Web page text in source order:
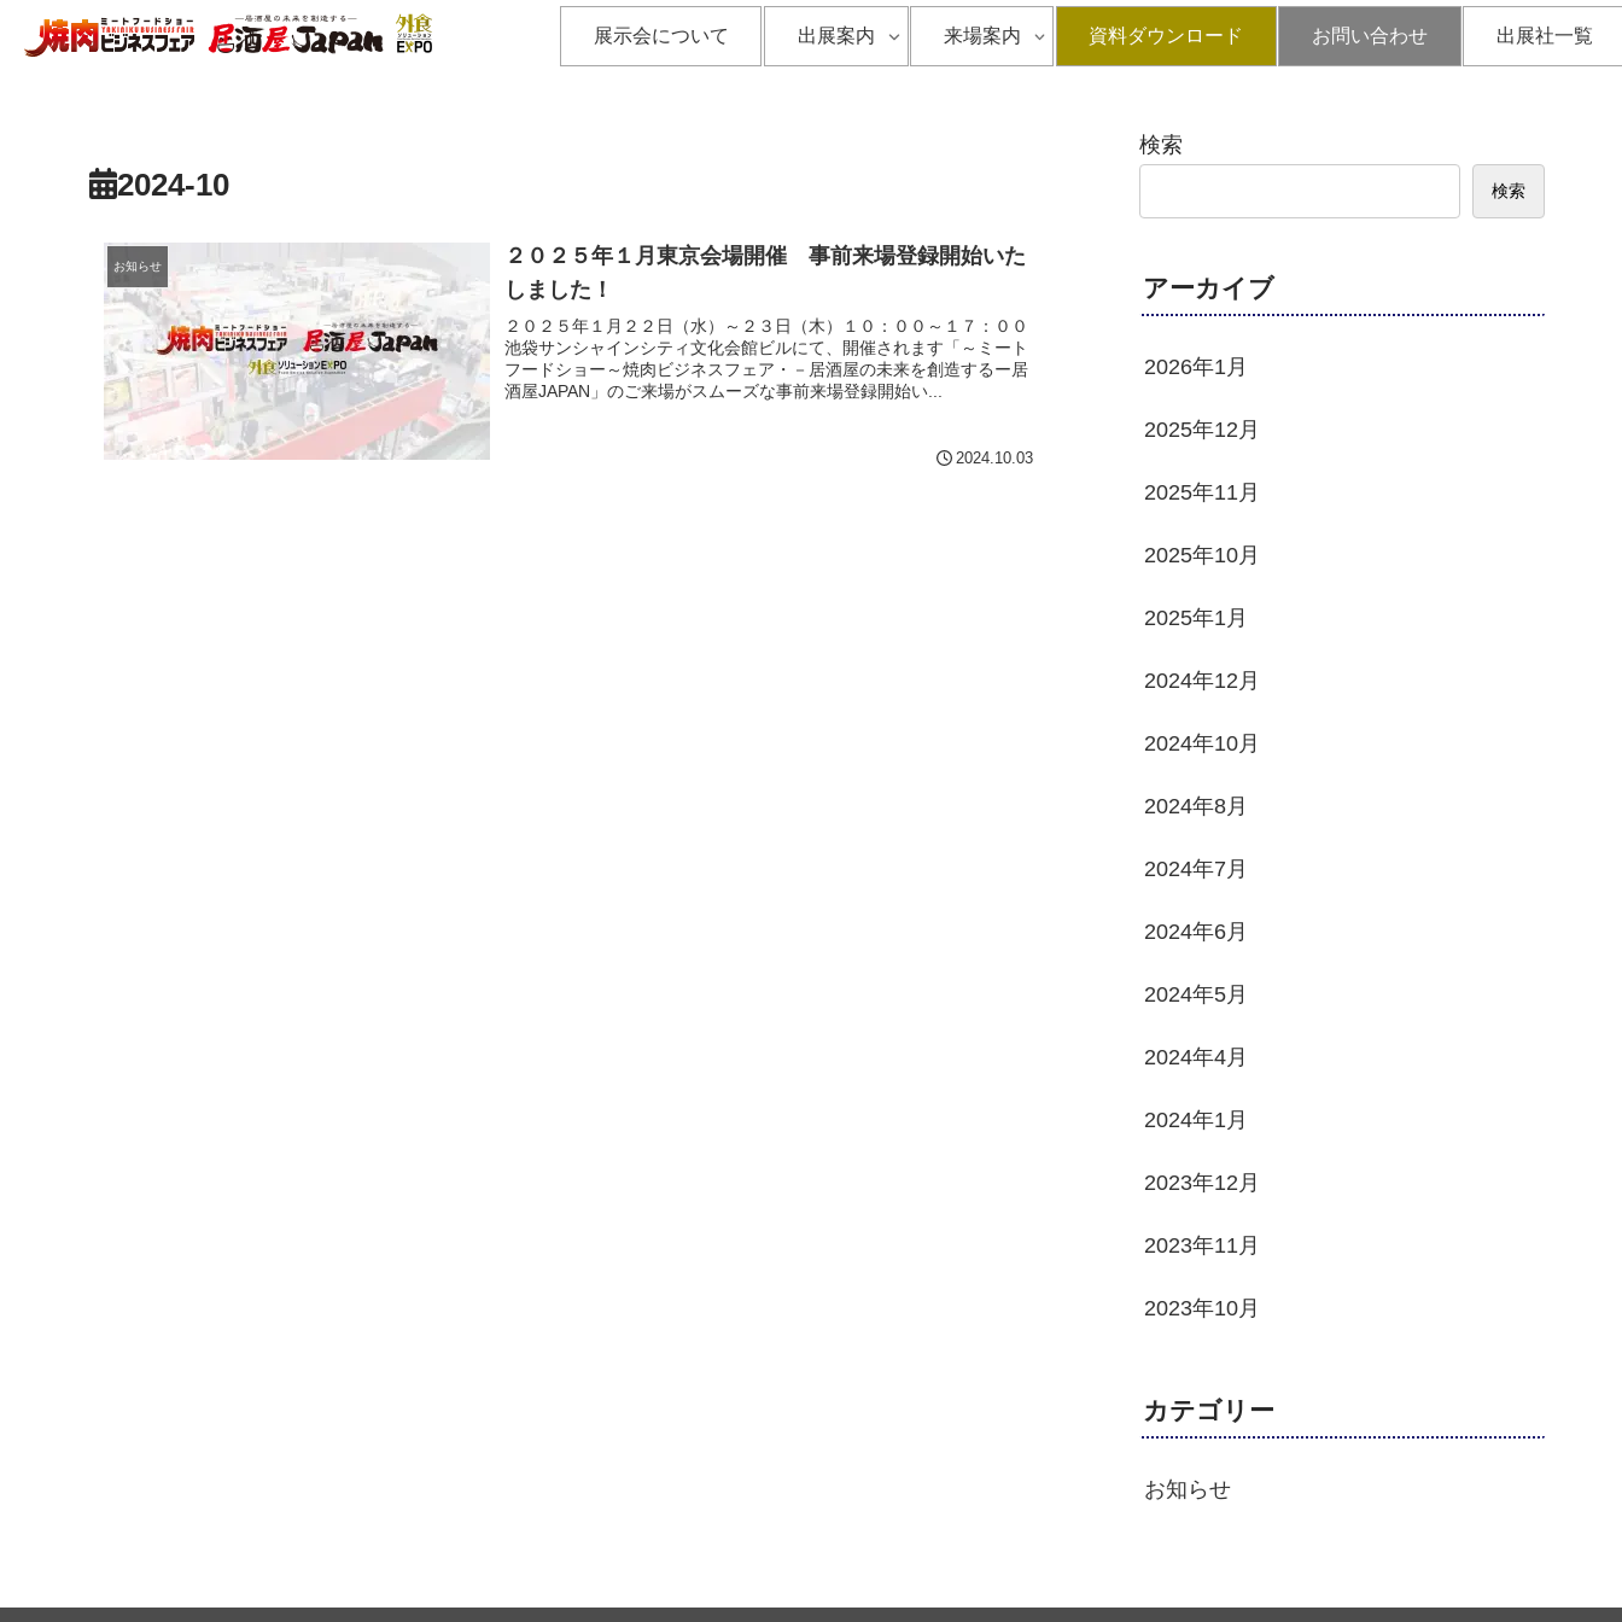
展示会について 出展案内 来場案内 資料ダウンロード お問い合わせ 出展社一覧
2024-10
お知らせ
２０２５年１月東京会場開催 事前来場登録開始いた
しました！
２０２５年１月２２日（水）～２３日（木）１０：００～１７：００
池袋サンシャインシティ文化会館ビルにて、開催されます「～ミート
フードショー～焼肉ビジネスフェア・－居酒屋の未来を創造するー居
酒屋JAPAN」のご来場がスムーズな事前来場登録開始い...
2024.10.03
検索
検索
アーカイブ
2026年1月
2025年12月
2025年11月
2025年10月
2025年1月
2024年12月
2024年10月
2024年8月
2024年7月
2024年6月
2024年5月
2024年4月
2024年1月
2023年12月
2023年11月
2023年10月
カテゴリー
お知らせ